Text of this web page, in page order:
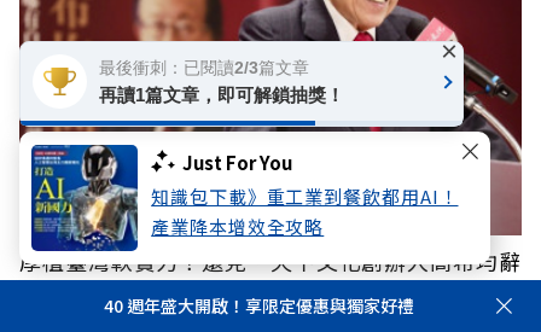
Just For You
知識包下載》重工業到餐飲都用AI！
產業降本增效全攻略
厚植臺灣軟實力！遠見‧天下文化創辦人高希均辭
世，文化部將呈請總統明令褒揚
40 週年盛大開啟！享限定優惠與獨家好禮
最後衝刺：已閱讀2/3篇文章
再讀1篇文章，即可解鎖抽獎！
×